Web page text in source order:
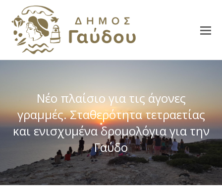
Νέο πλαίσιο για τις άγονες
γραμμές. Σταθερότητα τετραετίας
και ενισχυμένα δρομολόγια για την
Γαύδο